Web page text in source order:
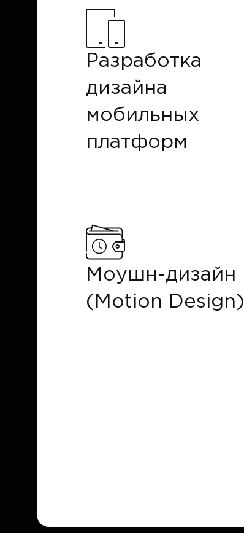
Разработка
дизайна
мобильных
платформ
Моушн-дизайн
(Motion Design)